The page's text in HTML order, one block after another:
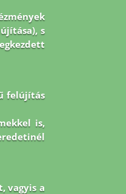
s
felújítás
is,
vagyis a